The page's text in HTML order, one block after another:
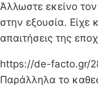
Άλλωστε εκείνο τον
στην εξουσία. Είχε
απαιτήσεις της
https://de-facto.gr/
Παράλληλα το